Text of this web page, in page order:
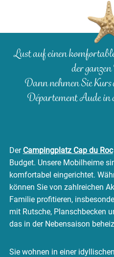
Lust auf einen
der
Dann nehmen Sie
Département Aude in
DerCampingplatz Cap du Roc
Budget. Unsere Mobilheime
komfortabel eingerichtet.
können Sie von zahlreichen
Familie profitieren,
mit Rutsche, Planschbecken
das in der Nebensaison
Sie wohnen in einer